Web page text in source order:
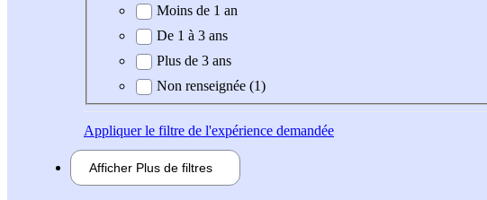
Expérience demandée
Moins de 1 an
De 1 à 3 ans
Plus de 3 ans
Non renseignée (1)
Appliquerle filtre de l'expérience demandée
Afficher Plus de filtres